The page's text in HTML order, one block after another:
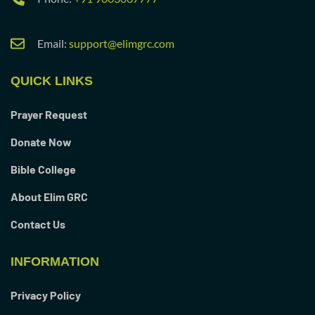
Email: support@elimgrc.com
QUICK LINKS
Prayer Request
Donate Now
Bible College
About Elim GRC
Contact Us
INFORMATION
Privacy Policy